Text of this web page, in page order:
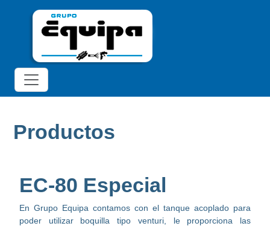
Productos
EC-80 Especial
En Grupo Equipa contamos con el tanque acoplado para
poder utilizar boquilla tipo venturi, le proporciona las